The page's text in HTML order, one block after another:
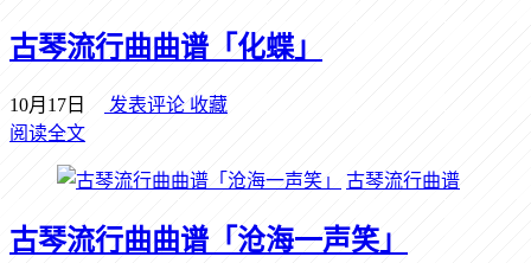
古琴流行曲曲谱「化蝶」
10月17日 发表评论 收藏
阅读全文
古琴流行曲谱
古琴流行曲曲谱「沧海一声笑」